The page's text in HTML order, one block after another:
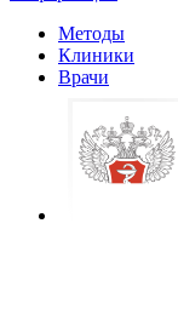
Методы
Клиники
Врачи